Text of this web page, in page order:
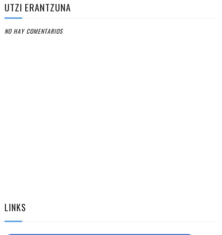
UTZI ERANTZUNA
NO HAY COMENTARIOS
LINKS